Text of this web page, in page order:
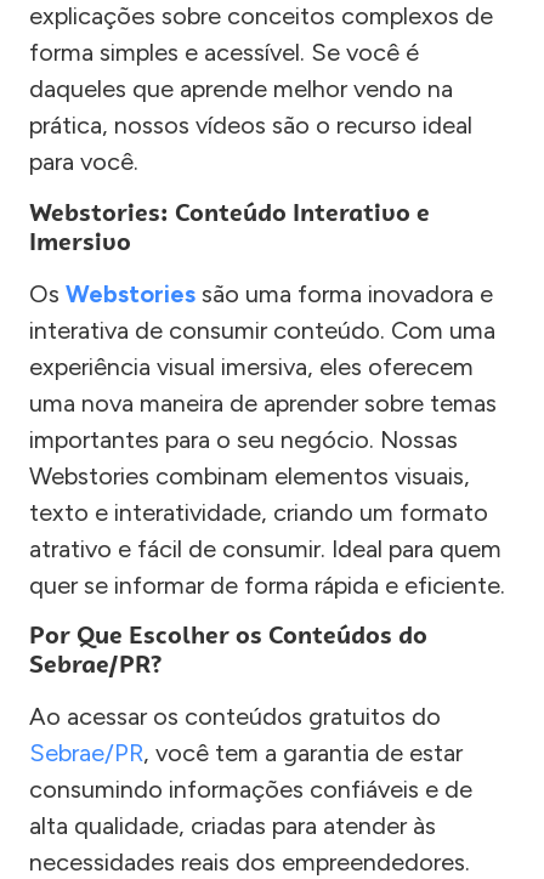
explicações sobre conceitos complexos de
forma simples e acessível. Se você é
daqueles que aprende melhor vendo na
prática, nossos vídeos são o recurso ideal
para você.
Webstories: Conteúdo Interativo e
Imersivo
Os Webstories são uma forma inovadora e
interativa de consumir conteúdo. Com uma
experiência visual imersiva, eles oferecem
uma nova maneira de aprender sobre temas
importantes para o seu negócio. Nossas
Webstories combinam elementos visuais,
texto e interatividade, criando um formato
atrativo e fácil de consumir. Ideal para quem
quer se informar de forma rápida e eficiente.
Por Que Escolher os Conteúdos do
Sebrae/PR?
Ao acessar os conteúdos gratuitos do
Sebrae/PR, você tem a garantia de estar
consumindo informações confiáveis e de
alta qualidade, criadas para atender às
necessidades reais dos empreendedores.